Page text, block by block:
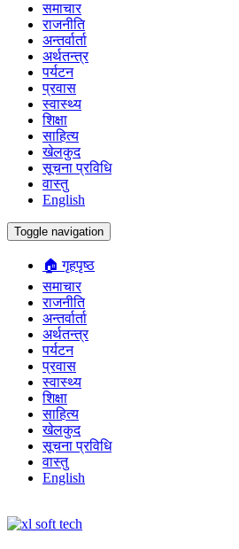
समाचार
राजनीति
अन्तर्वार्ता
अर्थतन्त्र
पर्यटन
प्रवास
स्वास्थ्य
शिक्षा
साहित्य
खेलकुद
सूचना प्रविधि
वास्तु
English
Toggle navigation
🏠 गृहपृष्ठ
समाचार
राजनीति
अन्तर्वार्ता
अर्थतन्त्र
पर्यटन
प्रवास
स्वास्थ्य
शिक्षा
साहित्य
खेलकुद
सूचना प्रविधि
वास्तु
English